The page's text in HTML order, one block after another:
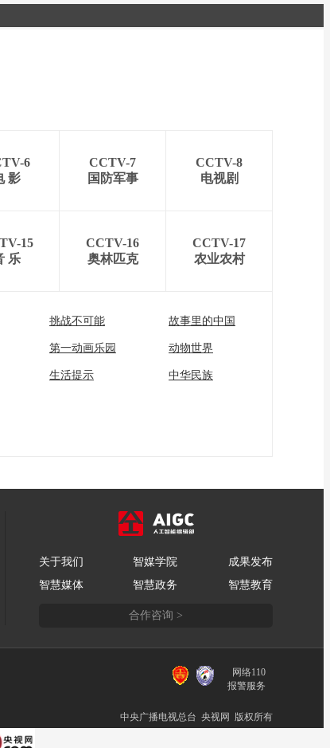
6
影
CCTV-7
国防军事
CCTV-8
电视剧
15
乐
CCTV-16
奥林匹克
CCTV-17
农业农村
挑战不可能 故事里的中国
第一动画乐园 动物世界
生活提示 中华民族
关于我们 智媒学院
成果发布
智慧媒体
智慧政务 智慧教育
合作咨询 >
网络110
报警服务
中央广播电视总台 央视网 版权所有